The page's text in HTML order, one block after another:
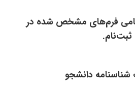
فرم‌های مشخص شده در
ثبت‌نام.